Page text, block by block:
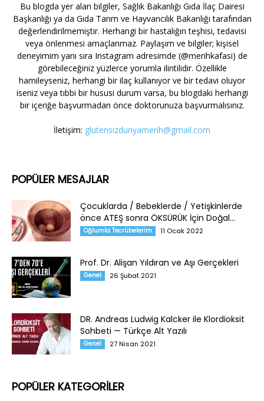
Bu blogda yer alan bilgiler, Sağlık Bakanlığı Gıda İlaç Dairesi
Başkanlığı ya da Gıda Tarım ve Hayvancılık Bakanlığı tarafından
değerlendirilmemiştir. Herhangi bir hastalığın teşhisi, tedavisi
veya önlenmesi amaçlanmaz. Paylaşım ve bilgiler; kişisel
deneyimim yanı sıra Instagram adresimde (@merihkafasi) de
görebileceğiniz yüzlerce yorumla ilintilidir. Özellikle
hamileyseniz, herhangi bir ilaç kullanıyor ve bir tedavi oluyor
iseniz veya tıbbi bir hususi durum varsa, bu blogdaki herhangi
bir içeriğe başvurmadan önce doktorunuza başvurmalısınız.
İletişim: glutensizdunyamerih@gmail.com
POPÜLER MESAJLAR
Çocuklarda / Bebeklerde / Yetişkinlerde
önce ATEŞ sonra ÖKSÜRÜK İçin Doğal...
Oğlumla Tecrübelerim 11 Ocak 2022
Prof. Dr. Alişan Yıldıran ve Aşı Gerçekleri
Genel 26 Şubat 2021
DR. Andreas Ludwig Kalcker ile Klordioksit
Sohbeti — Türkçe Alt Yazılı
Genel 27 Nisan 2021
POPÜLER KATEGORİLER